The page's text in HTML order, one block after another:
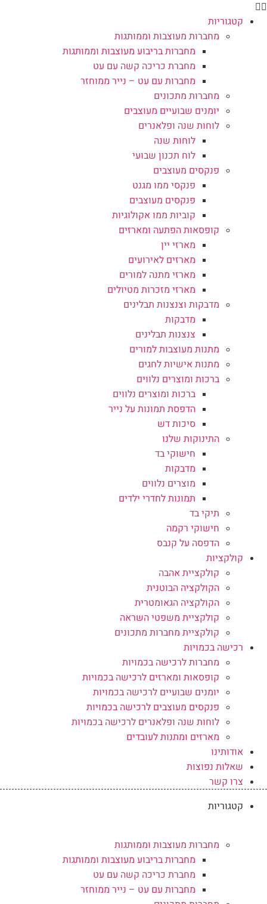
קטגוריות
מחברות מעוצבות וממותגות
מחברות בריבוע מעוצבות וממותגות
מחברת כריכה קשה עם עט
מחברות עם עט – נייר ממוחזר
מחברות מתכונים
יומנים שבועיים מעוצבים
לוחות שנה ופלאנרים
לוחות שנה
לוח תכנון שבועי
פנקסים מעוצבים
פנקסי ממו מגנט
פנקסים מעוצבים
קוביות ממו אקולוגיות
קופסאות הפתעה ומארזים
מארזי יין
מארזים לאירועים
מארזי מתנה למורים
מארזי מזכרות מטיולים
מדבקות וצנצנות תבלינים
מדבקות
צנצנות תבלינים
מתנות מעוצבות למורים
מתנות אישיות לחגים
ברכות ומוצרים נלווים
ברכות ומוצרים נלווים
הדפסת תמונות על נייר
סיכות דש
התינוקות שלנו
חישוקי בד
מדבקות
מוצרים נלווים
תמונות לחדרי ילדים
תיקי בד
חישוקי רקמה
הדפסה על קנבס
קולקציות
קולקציית אהבה
הקולקציה הבוטנית
הקולקציה הגאומטרית
קולקציית משפטי השראה
קולקציית מחברות מתכונים
רכישה בכמויות
מחברות לרכישה בכמויות
קופסאות ומארזים לרכישה בכמויות
יומנים שבועיים לרכישה בכמויות
פנקסים מעוצבים לרכישה בכמויות
לוחות שנה ופלאנרים לרכישה בכמויות
מארזים ומתנות לעובדים
אודותינו
שאלות נפוצות
צרו קשר
קטגוריות
מחברות מעוצבות וממותגות
מחברות בריבוע מעוצבות וממותגות
מחברת כריכה קשה עם עט
מחברות עם עט – נייר ממוחזר